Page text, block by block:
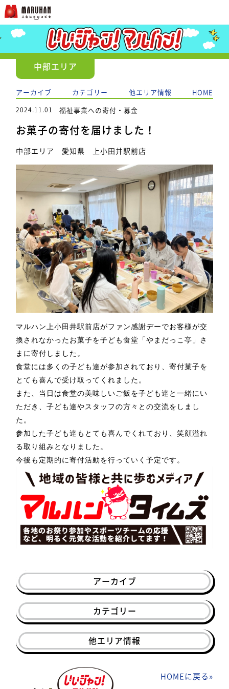
中部エリア
アーカイブ カテゴリー 他エリア情報 HOME
2024.11.01 福祉事業への寄付・募金
お菓子の寄付を届けました！
中部エリア 愛知県 上小田井駅前店
マルハン上小田井駅前店がファン感謝デーでお客様が交
換されなかったお菓子を子ども食堂「やまだっこ亭」さ
まに寄付しました。
食堂には多くの子ども達が参加されており、寄付菓子を
とても喜んで受け取ってくれました。
また、当日は食堂の美味しいご飯を子ども達と一緒にい
ただき、子ども達やスタッフの方々との交流をしまし
た。
参加した子ども達もとても喜んでくれており、笑顔溢れ
る取り組みとなりました。
今後も定期的に寄付活動を行っていく予定です。
アーカイブ
カテゴリー
他エリア情報
HOMEに戻る»